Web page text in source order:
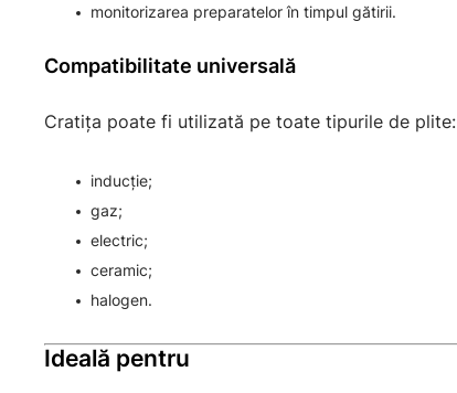
monitorizarea preparatelor în timpul gătirii.
Compatibilitate universală
Cratița poate fi utilizată pe toate tipurile de plite:
inducție;
gaz;
electric;
ceramic;
halogen.
Ideală pentru